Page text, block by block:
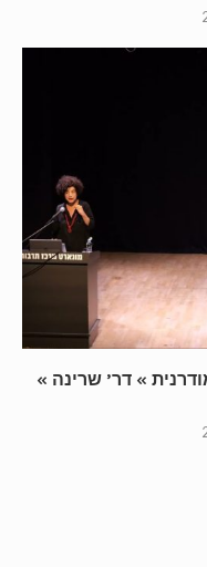
« בית המקדש בתרבות העברית המודרנית » דר’ שרינה